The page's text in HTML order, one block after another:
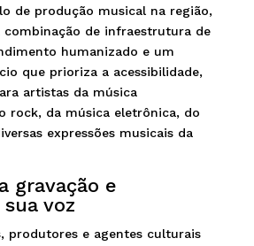
de produção musical na região,
combinação de infraestrutura de
humanizado e um
que prioriza a acessibilidade,
artistas da música
rock, da música eletrônica, do
expressões musicais da
gravação e
voz
produtores e agentes culturais